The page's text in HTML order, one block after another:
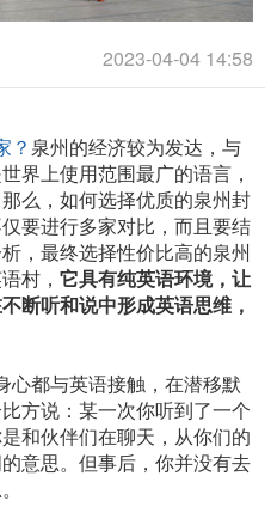
2023-04-04 14:58
？ 泉州的经济较为发达，与
界上使用范围最广的语言，
么，如何选择优质的泉州封
要进行多家对比，而且要结
，最终选择性价比高的泉州
村， 它具有纯英语环境，让
断听和说中形成英语思维，
都与英语接触，在潜移默
方说：某一次你听到了一个
和伙伴们在聊天，从你们的
意思。但事后，你并没有去